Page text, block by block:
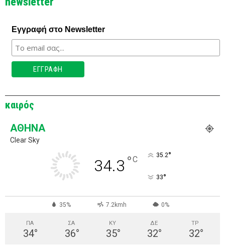
Εγγραφή στο Newsletter
καιρός
ΑΘΉΝΑ
Clear Sky
34.3 °C 35.2°
33°
35% 7.2kmh 0%
ΠΑ
34°
ΣΑ
36°
ΚΥ
35°
ΔΕ
32°
ΤΡ
32°